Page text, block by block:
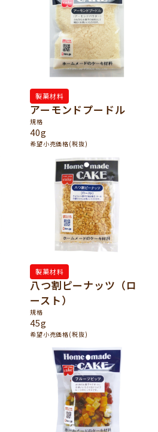
アーモンドプードル
製菓材料
規格
40g
希望小売価格(税抜)
八つ割ピーナッツ（ロ
ースト）
製菓材料
規格
45g
希望小売価格(税抜)